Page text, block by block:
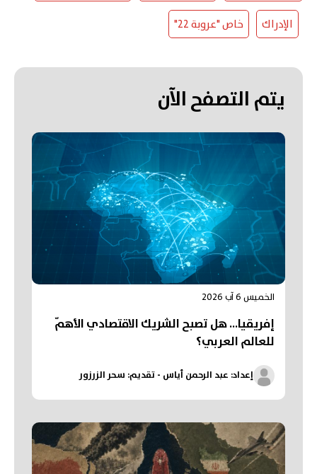
الإدراك خاص "عروبة 22"
يتم التصفح الآن
الخميس 6 آب 2026
إفريقيا... هل تصبح الشريك الاقتصادي الأهمّ
للعالم العربي؟
إعداد: عبد الرحمن أياس - تقديم: سحر الزرزور